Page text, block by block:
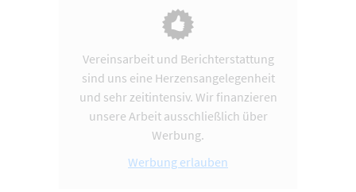
Vereinsarbeit und Berichterstattung
sind uns eine Herzensangelegenheit
und sehr zeitintensiv. Wir finanzieren
unsere Arbeit ausschließlich über
Werbung.
Werbung erlauben